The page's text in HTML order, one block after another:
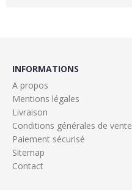
INFORMATIONS
A propos
Mentions légales
Livraison
Conditions générales de vente
Paiement sécurisé
Sitemap
Contact